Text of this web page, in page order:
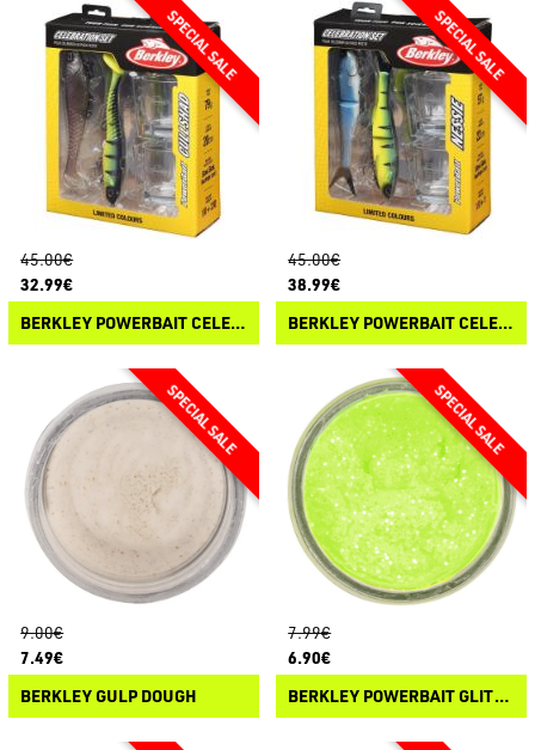
45.00€
32.99€
BERKLEY POWERBAIT CELEBRATION SET CULLSHAD
45.00€
38.99€
BERKLEY POWERBAIT CELEBRATION SET NESSIE
9.00€
7.49€
BERKLEY GULP DOUGH
7.99€
6.90€
BERKLEY POWERBAIT GLITTER TROUT DOUGH